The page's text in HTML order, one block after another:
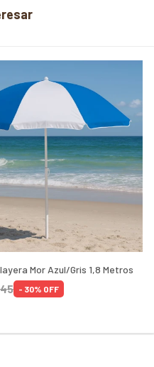
Mor Azul/Gris 1,8 Metros
30